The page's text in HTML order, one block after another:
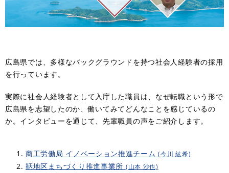
広島県では、多様なバックグラウンドを持つ社会人経験者の採用
を行っています。
実際に社会人経験者として入庁した職員は、なぜ転職という形で
広島県を志望したのか、働いてみてどんなことを感じているの
か。インタビューを通じて、先輩職員の声をご紹介します。
商工労働局 イノベーション推進チーム(今川 紘希)
鞆地区まちづくり推進事業所 (山本 沙也)